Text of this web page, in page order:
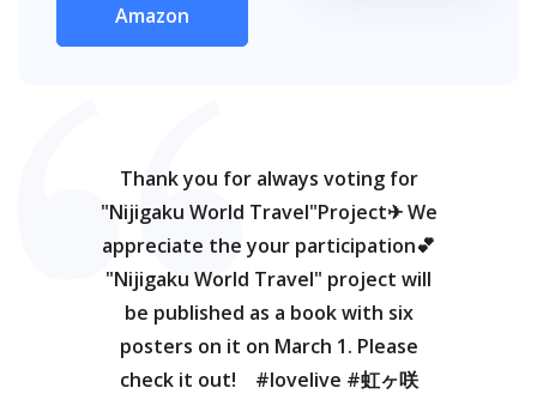
Amazon
Thank you for always voting for
"Nijigaku World Travel"Project✈ We
appreciate the your participation💕
"Nijigaku World Travel" project will
be published as a book with six
posters on it on March 1. Please
check it out! #lovelive #虹ヶ咲